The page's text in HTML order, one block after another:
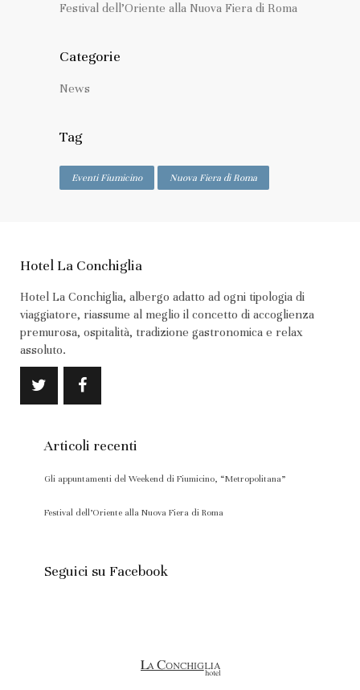
Festival dell’Oriente alla Nuova Fiera di Roma
Categorie
News
Tag
Eventi Fiumicino Nuova Fiera di Roma
Hotel La Conchiglia
Hotel La Conchiglia, albergo adatto ad ogni tipologia di
viaggiatore, riassume al meglio il concetto di accoglienza
premurosa, ospitalità, tradizione gastronomica e relax
assoluto.
Articoli recenti
Gli appuntamenti del Weekend di Fiumicino, “Metropolitana”
Festival dell’Oriente alla Nuova Fiera di Roma
Seguici su Facebook